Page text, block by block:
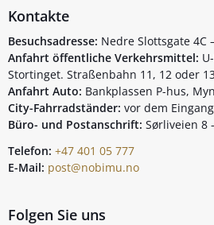
Kontakte
Besuchsadresse: Nedre Slottsgate 4C
Anfahrt öffentliche Verkehrsmittel:
Stortinget. Straßenbahn 11, 12 oder
Anfahrt Auto: Bankplassen P-hus,
City-Fahrradständer: vor dem
Büro- und Postanschrift: Sørliveien 8
Telefon: +47 401 05 777
E-Mail: post@nobimu.no
Folgen Sie uns